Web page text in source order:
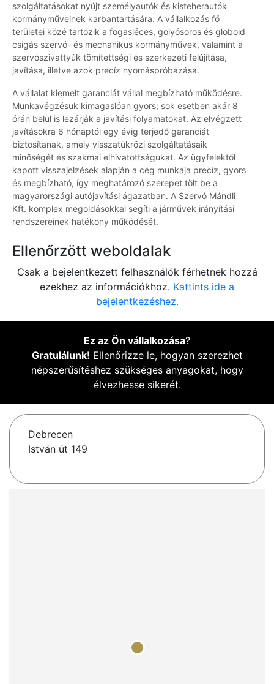
szolgáltatásokat nyújt személyautók és kisteherautók
kormányműveinek karbantartására. A vállalkozás fő
területei közé tartozik a fogasléces, golyósoros és globoid
csigás szervó- és mechanikus kormányművek, valamint a
szervószivattyúk tömítettségi és szerkezeti felújítása,
javítása, illetve azok precíz nyomáspróbázása.
A vállalat kiemelt garanciát vállal megbízható működésre.
Munkavégzésük kimagaslóan gyors; sok esetben akár 8
órán belül is lezárják a javítási folyamatokat. Az elvégzett
javításokra 6 hónaptól egy évig terjedő garanciát
biztosítanak, amely visszatükrözi szolgáltatásaik
minőségét és szakmai elhivatottságukat. Az ügyfelektől
kapott visszajelzések alapján a cég munkája precíz, gyors
és megbízható, így meghatározó szerepet tölt be a
magyarországi autójavítási ágazatban. A Szervó Mándli
Kft. komplex megoldásokkal segíti a járművek irányítási
rendszereinek hatékony működését.
Ellenőrzött weboldalak
Csak a bejelentkezett felhasználók férhetnek hozzá
ezekhez az információkhoz. Kattints ide a
bejelentkezéshez.
Ez az Ön vállalkozása?
Gratulálunk! Ellenőrizze le, hogyan szerezhet
népszerűsítéshez szükséges anyagokat, hogy
élvezhesse sikerét.
Debrecen
István út 149